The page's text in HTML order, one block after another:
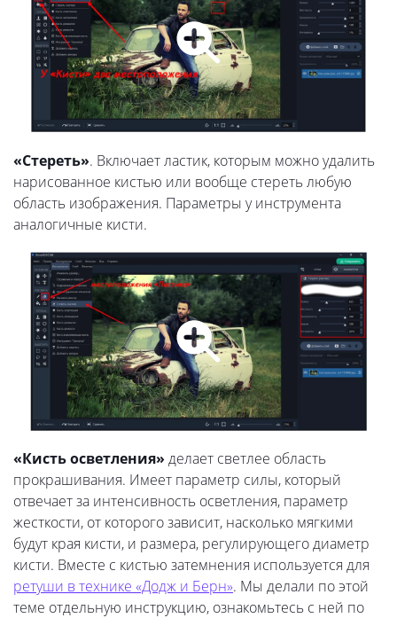
«Стереть». Включает ластик, которым можно удалить
нарисованное кистью или вообще стереть любую
область изображения. Параметры у инструмента
аналогичные кисти.
«Кисть осветления» делает светлее область
прокрашивания. Имеет параметр силы, который
отвечает за интенсивность осветления, параметр
жесткости, от которого зависит, насколько мягкими
будут края кисти, и размера, регулирующего диаметр
кисти. Вместе с кистью затемнения используется для
ретуши в технике «Додж и Берн». Мы делали по этой
теме отдельную инструкцию, ознакомьтесь с ней по